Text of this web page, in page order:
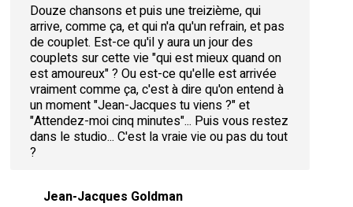
Douze chansons et puis une treizième, qui
arrive, comme ça, et qui n'a qu'un refrain, et pas
de couplet. Est-ce qu'il y aura un jour des
couplets sur cette vie "qui est mieux quand on
est amoureux" ? Ou est-ce qu'elle est arrivée
vraiment comme ça, c'est à dire qu'on entend à
un moment "Jean-Jacques tu viens ?" et
"Attendez-moi cinq minutes"... Puis vous restez
dans le studio... C'est la vraie vie ou pas du tout
?
Jean-Jacques Goldman